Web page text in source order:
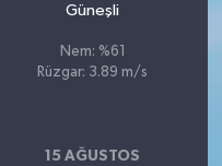
Güneşli
Nem: %61
Rüzgar: 3.89 m/s
15 AĞUSTOS